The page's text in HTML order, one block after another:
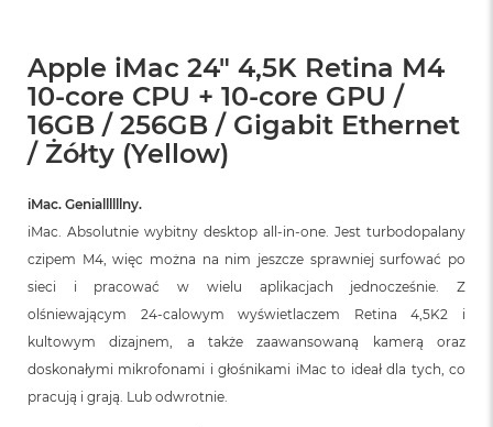
Apple iMac 24" 4,5K Retina M4
10-core CPU + 10-core GPU /
16GB / 256GB / Gigabit Ethernet
/ Żółty (Yellow)
iMac. Geniallllllny.
iMac. Absolutnie wybitny desktop all‑in‑one. Jest turbodopalany
czipem M4, więc można na nim jeszcze sprawniej surfować po
sieci i pracować w wielu aplikacjach jednocześnie. Z
olśniewającym 24‑calowym wyświetlaczem Retina 4,5K2 i
kultowym dizajnem, a także zaawansowaną kamerą oraz
doskonałymi mikrofonami i głośnikami iMac to ideał dla tych, co
pracują i grają. Lub odwrotnie.